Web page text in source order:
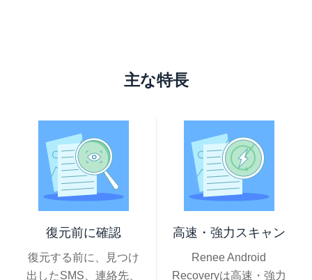
主な特長
復元前に確認
復元する前に、見つけ
出したSMS、連絡先、
高速・強力スキャン
Renee Android
Recoveryは高速・強力